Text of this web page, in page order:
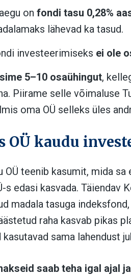
on fondi tasu 0,28%
lähevad ka tasud.
investeerimiseks ei ole
5–10 osaühingut,
Piirame selle võimaluse
oma OÜ selleks üles
OÜ kaudu
OÜ teenib kasumit, mida
s edasi kasvada.
madala tasuga
raha kasvab pikas
sama lahendust
saab teha igal ajal